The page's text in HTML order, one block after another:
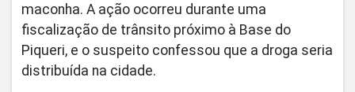
maconha. A ação ocorreu durante uma
fiscalização de trânsito próximo à Base do
Piqueri, e o suspeito confessou que a droga seria
distribuída na cidade.